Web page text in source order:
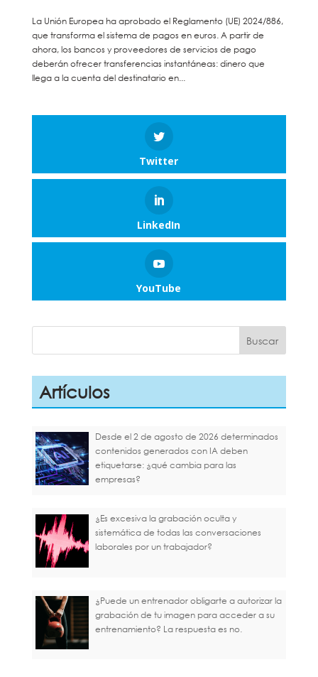
La Unión Europea ha aprobado el Reglamento (UE) 2024/886,
que transforma el sistema de pagos en euros. A partir de
ahora, los bancos y proveedores de servicios de pago
deberán ofrecer transferencias instantáneas: dinero que
llega a la cuenta del destinatario en...
Twitter
LinkedIn
YouTube
Artículos
Desde el 2 de agosto de 2026 determinados
contenidos generados con IA deben
etiquetarse: ¿qué cambia para las
empresas?
¿Es excesiva la grabación oculta y
sistemática de todas las conversaciones
laborales por un trabajador?
¿Puede un entrenador obligarte a autorizar la
grabación de tu imagen para acceder a su
entrenamiento? La respuesta es no.